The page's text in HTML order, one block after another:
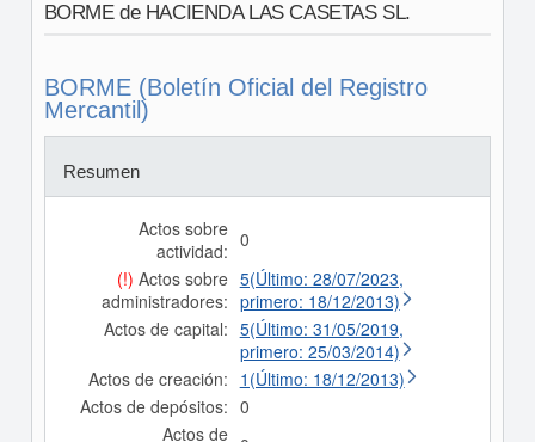
BORME de HACIENDA LAS CASETAS SL.
BORME (Boletín Oficial del Registro
Mercantil)
Resumen
Actos sobre
actividad: 0
(!) Actos sobre
administradores:
5(Último: 28/07/2023,
primero: 18/12/2013)
Actos de capital: 5(Último: 31/05/2019,
primero: 25/03/2014)
Actos de creación: 1(Último: 18/12/2013)
Actos de depósitos: 0
Actos de